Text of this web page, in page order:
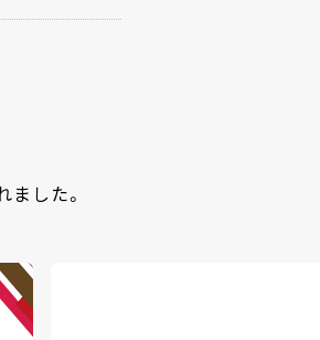
した。